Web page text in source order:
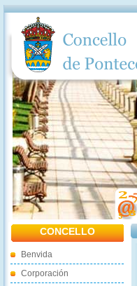
CONCELLO
Benvida
Corporación